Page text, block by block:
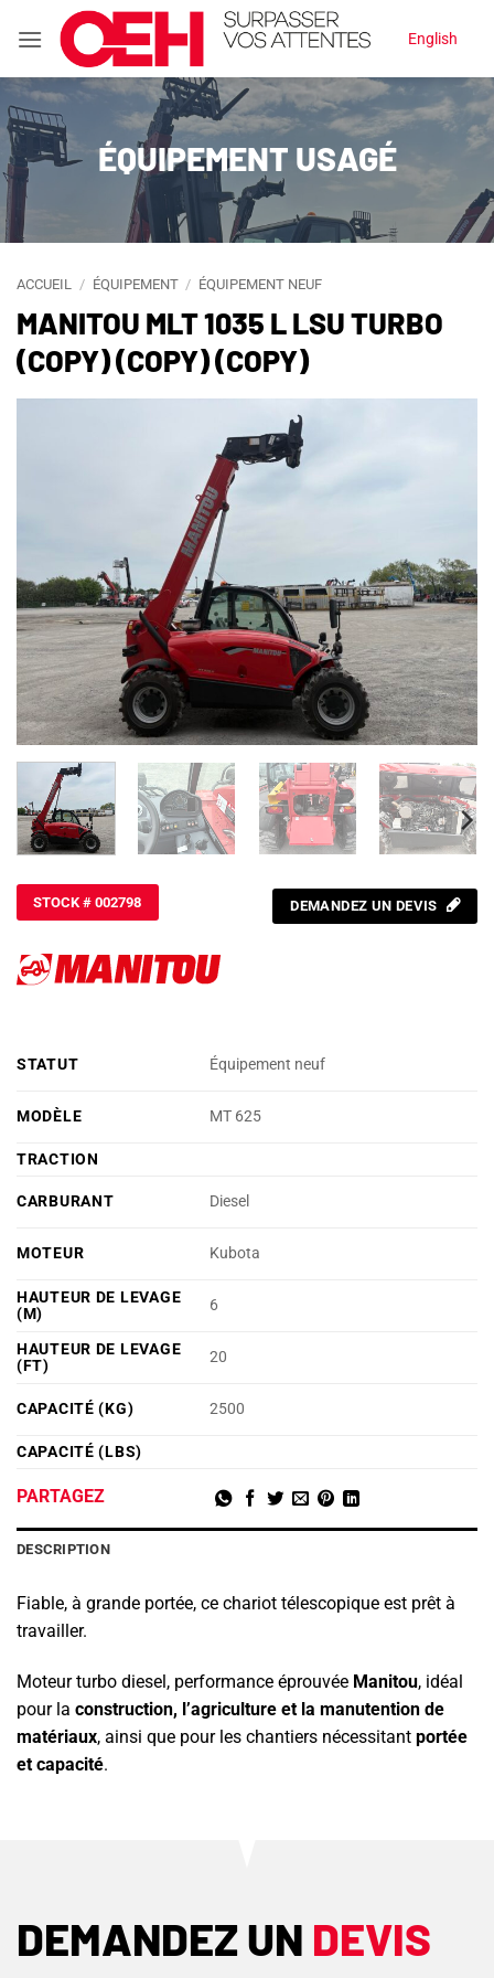
English
ÉQUIPEMENT USAGÉ
ACCUEIL / ÉQUIPEMENT / ÉQUIPEMENT NEUF
MANITOU MLT 1035 L LSU TURBO
(COPY) (COPY) (COPY)
STOCK # 002798 DEMANDEZ UN DEVIS
STATUT Équipement neuf
MODÈLE MT 625
TRACTION
CARBURANT Diesel
MOTEUR Kubota
HAUTEUR DE LEVAGE
(M)
6
HAUTEUR DE LEVAGE
(FT)
20
CAPACITÉ (KG) 2500
CAPACITÉ (LBS)
PARTAGEZ
DESCRIPTION
Fiable, à grande portée, ce chariot télescopique est prêt à
travailler.
Moteur turbo diesel, performance éprouvée Manitou, idéal
pour la construction, l’agriculture et la manutention de
matériaux, ainsi que pour les chantiers nécessitant portée
et capacité.
DEMANDEZ UN DEVIS